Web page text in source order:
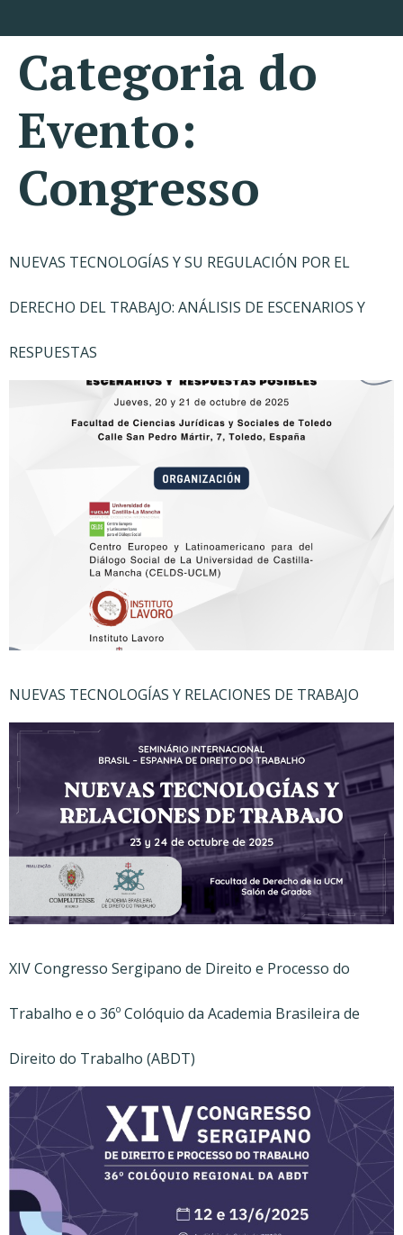
Categoria do
Evento:
Congresso
NUEVAS TECNOLOGÍAS Y SU REGULACIÓN POR EL
DERECHO DEL TRABAJO: ANÁLISIS DE ESCENARIOS Y
RESPUESTAS
NUEVAS TECNOLOGÍAS Y RELACIONES DE TRABAJO
XIV Congresso Sergipano de Direito e Processo do
Trabalho e o 36º Colóquio da Academia Brasileira de
Direito do Trabalho (ABDT)